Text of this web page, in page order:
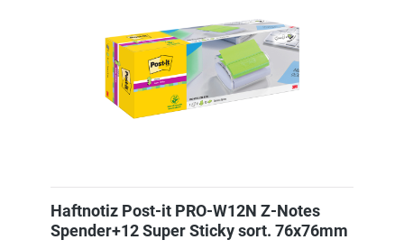
Haftnotiz Post-it PRO-W12N Z-Notes
Spender+12 Super Sticky sort. 76x76mm